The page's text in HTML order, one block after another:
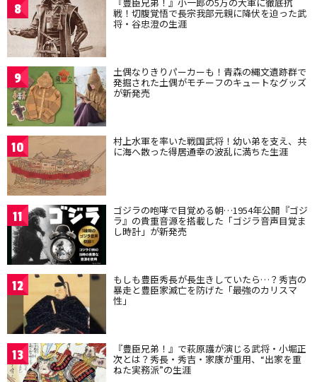
8 戦！切腹覚悟で長宗我部元親に降伏を迫った武
将・谷忠澄の生涯
9 土偶なりきりパーカーも！青森の縄文遺跡群で
発掘された土偶がモチーフのキュートなグッズ
が新発売
10 村上水軍を率いた戦国武将！幼い弟を支え、共
に海へ散った得居通幸の波乱に満ちた生涯
11 ゴジラの咆哮で目覚める朝…1954年公開『ゴジ
ラ』の貴重音源を搭載した「ゴジラ音声目覚ま
し時計」が新発売
12 もしも豊臣秀長が長生きしていたら…？秀吉の
暴走と豊臣家滅亡を防げた「最強のカリスマ
性」
13 『豊臣兄弟！』で萩原護が演じる武将・小堀正
次とは？秀長・秀吉・家康が重用、“出家を重
ねた実務派”の生涯